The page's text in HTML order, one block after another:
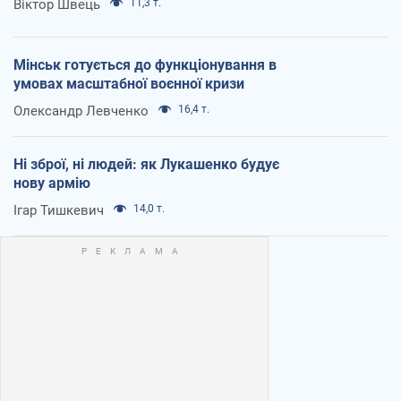
Віктор Швець
Мінськ готується до функціонування в
умовах масштабної воєнної кризи
Олександр Левченко 16,4 т.
Ні зброї, ні людей: як Лукашенко будує
нову армію
Ігар Тишкевич 14,0 т.